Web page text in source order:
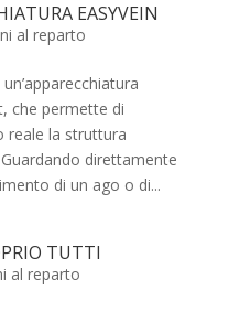
EASYVEIN
al reparto
che permette di
reale la struttura
direttamente
di un ago o di...
TUTTI
al reparto